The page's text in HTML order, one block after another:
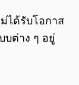
ได้รับโอกาส
บต่าง ๆ อยู่